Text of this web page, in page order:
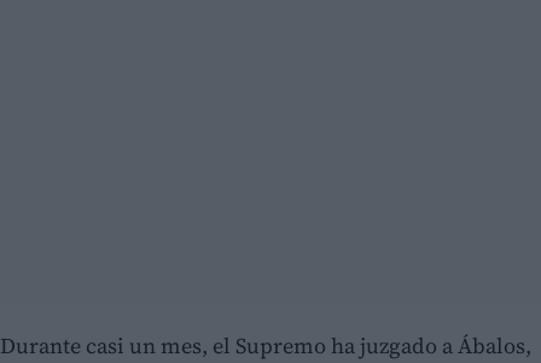
Durante casi un mes, el Supremo ha juzgado a Ábalos,